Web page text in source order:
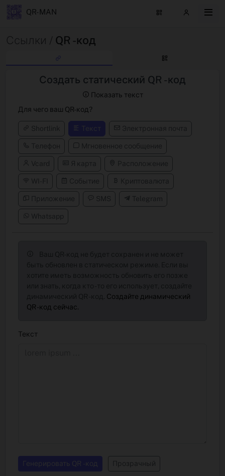
QR-MAN
Ссылки / QR -код
Создать статический QR -код
Показать текст
Для чего ваш QR-код?
Shortlink Текст Электронная почта
Телефон Мгновенное сообщение
Vcard Я карта Расположение
WI-FI Событие Криптовалюта
Приложение SMS Telegram
Whatsapp
Создайте динамический
QR -код сейчас.
Текст
Генерировать QR -код Прозрачный